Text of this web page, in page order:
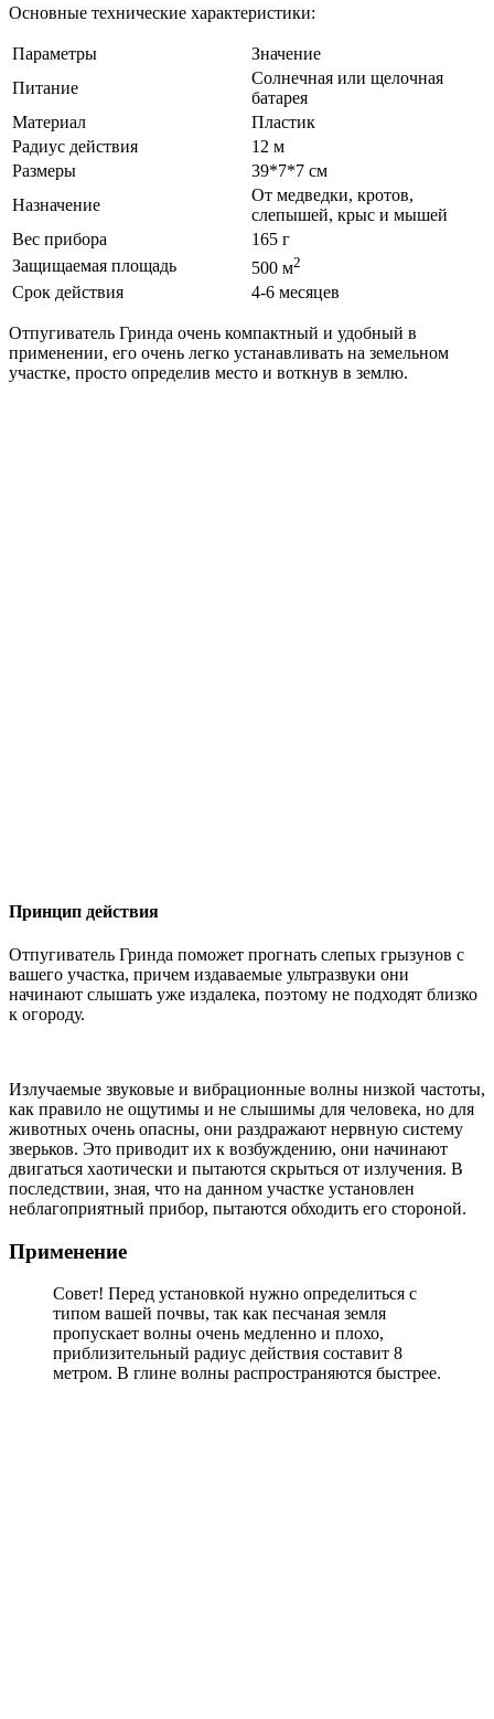
Основные технические характеристики:
Параметры
Значение
Питание
Солнечная или щелочная
батарея
Материал
Пластик
Радиус действия
12 м
Размеры
39*7*7 см
Назначение
От медведки, кротов,
слепышей, крыс и мышей
Вес прибора
165 г
Защищаемая площадь
500 м2
Срок действия 4-6 месяцев
Отпугиватель Гринда очень компактный и удобный в
применении, его очень легко устанавливать на земельном
участке, просто определив место и воткнув в землю.
Принцип действия
Отпугиватель Гринда поможет прогнать слепых грызунов с
вашего участка, причем издаваемые ультразвуки они
начинают слышать уже издалека, поэтому не подходят близко
к огороду.
Излучаемые звуковые и вибрационные волны низкой частоты,
как правило не ощутимы и не слышимы для человека, но для
животных очень опасны, они раздражают нервную систему
зверьков. Это приводит их к возбуждению, они начинают
двигаться хаотически и пытаются скрыться от излучения. В
последствии, зная, что на данном участке установлен
неблагоприятный прибор, пытаются обходить его стороной.
Применение
Совет! Перед установкой нужно определиться с
типом вашей почвы, так как песчаная земля
пропускает волны очень медленно и плохо,
приблизительный радиус действия составит 8
метром. В глине волны распространяются быстрее.